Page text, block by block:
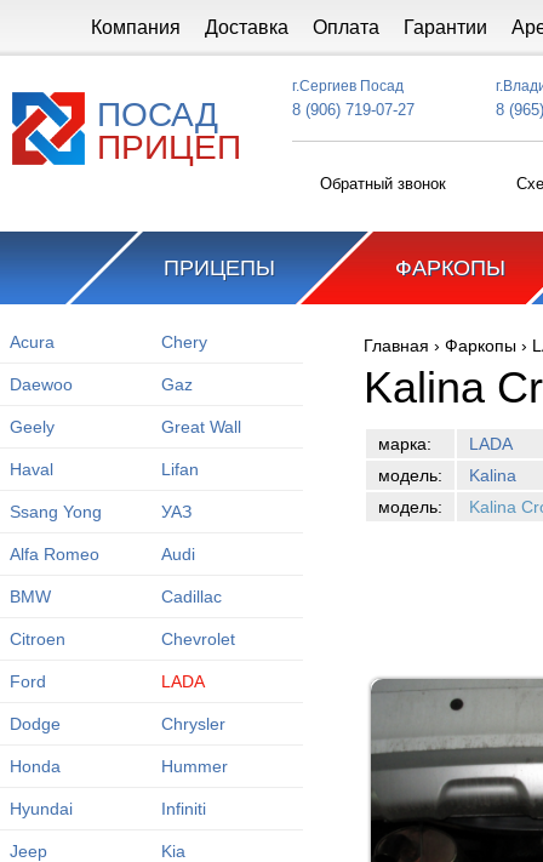
Компания Доставка Оплата Гарантии
ПОСАД
ПРИЦЕП
г.Сергиев Посад
8 (906) 719-07-27 8
Обратный звонок
ПРИЦЕПЫ ФАРКОПЫ
Acura Chery
Daewoo Gaz
Geely Great Wall
Haval Lifan
Ssang Yong УАЗ
Alfa Romeo Audi
BMW Cadillac
Citroen Chevrolet
Ford LADA
Dodge Chrysler
Honda Hummer
Hyundai Infiniti
Jeep Kia
Вы здесь
Главная › Фаркопы ›
Kalina
марка:
LADA
модель:
Kalina
модель:
Kalina